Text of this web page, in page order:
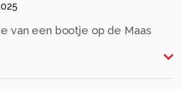
van een bootje op de Maas